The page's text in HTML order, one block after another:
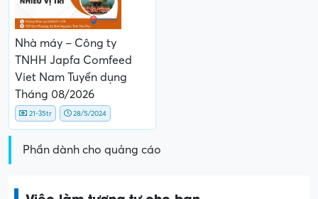
Nhà máy – Công ty
TNHH Japfa Comfeed
Viet Nam Tuyển dụng
Tháng 08/2026
21-35tr 28/5/2024
Phần dành cho quảng cáo